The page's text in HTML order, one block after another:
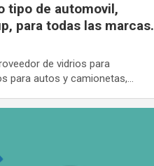
tipo de automovil,
para todas las marcas.
de vidrios para
para autos y camionetas,…